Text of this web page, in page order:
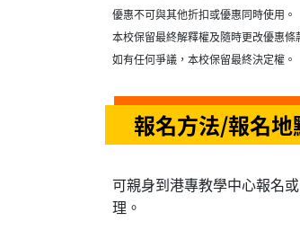
優惠不可與其他折扣或優惠同時使用。
本校保留最終解釋權及隨時更改優惠條
如有任何爭議，本校保留最終決定權。
報名方法/報名地
可親身到港專教學中心報名
理。